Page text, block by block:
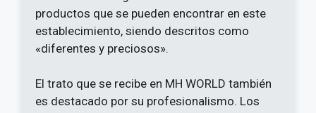
productos que se pueden encontrar en este
establecimiento, siendo descritos como
«diferentes y preciosos».
El trato que se recibe en MH WORLD también
es destacado por su profesionalismo. Los